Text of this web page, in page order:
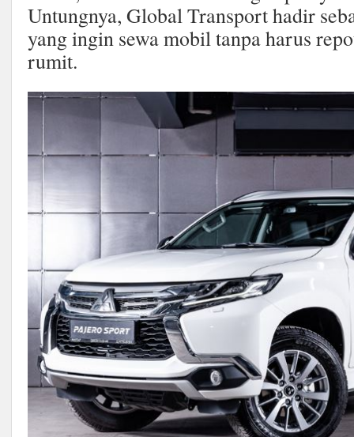
Untungnya, Global Transport hadir
yang ingin sewa mobil tanpa harus
rumit.